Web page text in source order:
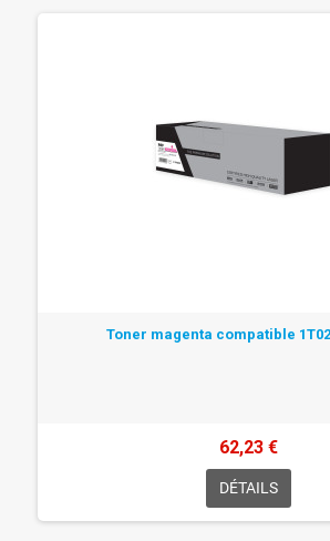
Toner magenta compatible
62,23 €
DÉTAILS